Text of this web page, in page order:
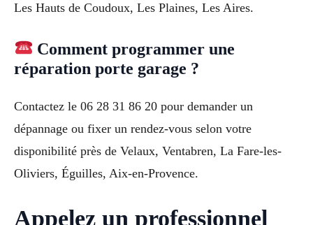
Les Hauts de Coudoux, Les Plaines, Les Aires.
Comment programmer une
réparation porte garage ?
Contactez le 06 28 31 86 20 pour demander un
dépannage ou fixer un rendez-vous selon votre
disponibilité près de Velaux, Ventabren, La Fare-les-
Oliviers, Éguilles, Aix-en-Provence.
Appelez un professionnel